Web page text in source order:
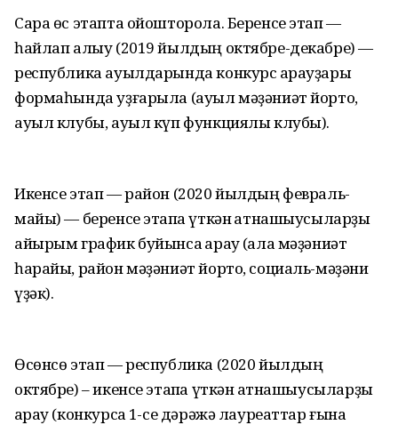
Сара өс этапта ойошторола. Беренсе этап —
һайлап алыу (2019 йылдың октябре-декабре) —
республика ауылдарында конкурс ҡарауҙары
формаһында уҙғарыла (ауыл мәҙәниәт йорто,
ауыл клубы, ауыл күп функциялы клубы).
Икенсе этап — район (2020 йылдың февраль-
майы) — беренсе этапҡа үткән ҡатнашыусыларҙы
айырым график буйынса ҡарау (ҡала мәҙәниәт
һарайы, район мәҙәниәт йорто, социаль-мәҙәни
үҙәк).
Өсөнсө этап — республика (2020 йылдың
октябре) – икенсе этапҡа үткән ҡатнашыусыларҙы
ҡарау (конкурсҡа 1-се дәрәжә лауреаттар ғына